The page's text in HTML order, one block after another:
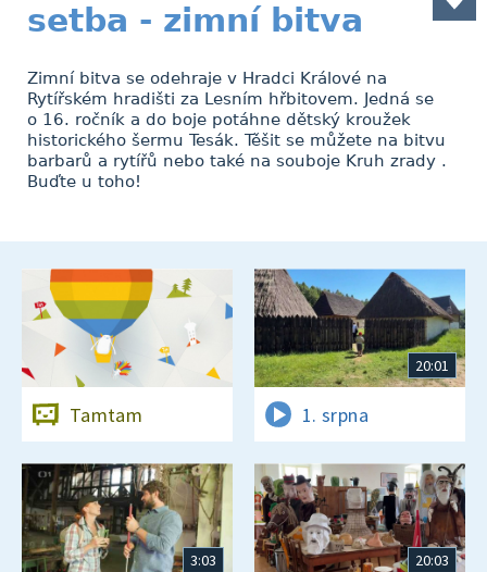
setba - zimní bitva
Zimní bitva se odehraje v Hradci Králové na
Rytířském hradišti za Lesním hřbitovem. Jedná se
o 16. ročník a do boje potáhne dětský kroužek
historického šermu Tesák. Těšit se můžete na bitvu
barbarů a rytířů nebo také na souboje Kruh zrady .
Buďte u toho!
Tamtam
20:01
1. srpna
3:03 20:03